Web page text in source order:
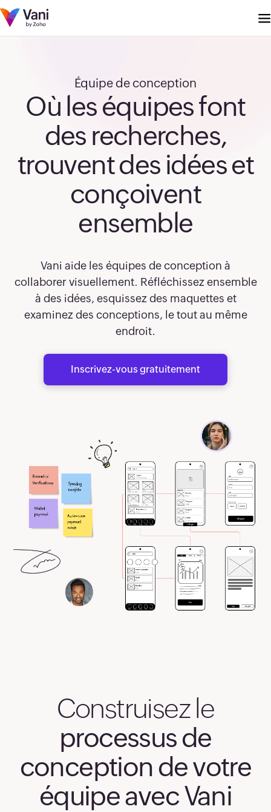
Équipe de conception
Où les équipes font
des recherches,
trouvent des idées et
conçoivent
ensemble
Vani aide les équipes de conception à
collaborer visuellement. Réfléchissez ensemble
à des idées, esquissez des maquettes et
examinez des conceptions, le tout au même
endroit.
Inscrivez-vous gratuitement
Construisez le
processus de
conception de votre
équipe avec Vani